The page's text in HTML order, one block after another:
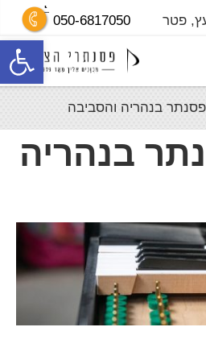
פטר
פסנתר בנהריה והסביבה
בנהריה
פתח סרגל נגישות